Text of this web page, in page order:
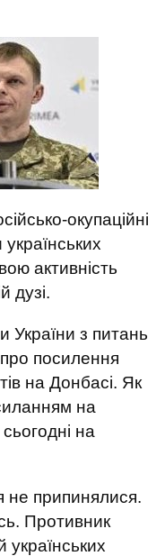
окупаційні
українських
активність
дузі.
України з питань
посилення
на Донбасі. Як
на
на
не припинялися.
Противник
українських